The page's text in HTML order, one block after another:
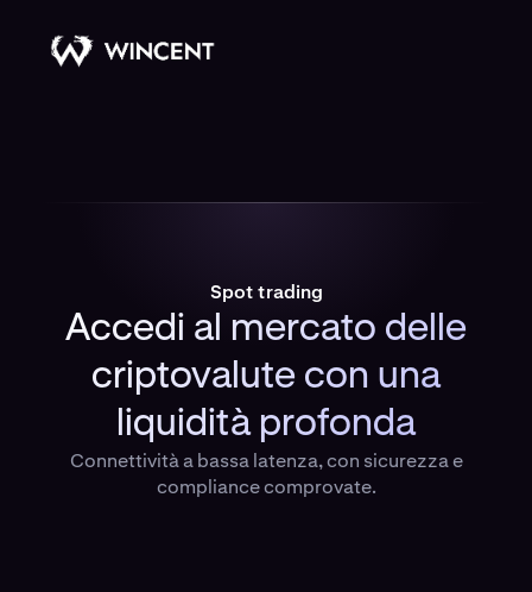
Spot trading
Accedi al mercato delle
criptovalute con una
liquidità profonda
Connettività a bassa latenza, con sicurezza e
compliance comprovate.